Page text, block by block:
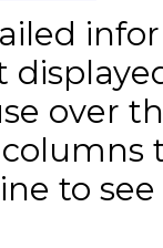
over
to